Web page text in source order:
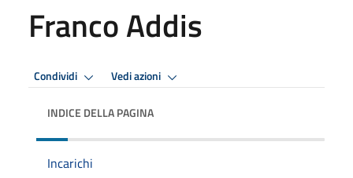
Franco Addis
Condividi Vedi azioni
INDICE DELLA PAGINA
Incarichi